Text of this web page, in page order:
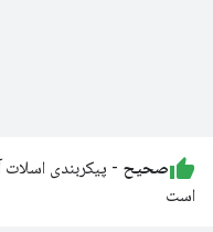
صحیح
است